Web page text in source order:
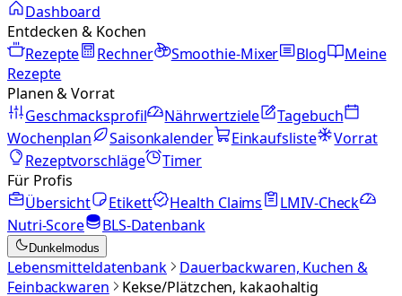
Dashboard
Entdecken & Kochen
Rezepte
Rechner Smoothie-Mixer Blog
Meine
Rezepte
Planen & Vorrat
Geschmacksprofil
Nährwertziele
Tagebuch
Wochenplan
Saisonkalender Einkaufsliste
Vorrat
Rezeptvorschläge
Timer
Für Profis
Übersicht
Etikett Health Claims
LMIV-Check
Nutri-Score
BLS-Datenbank
Dunkelmodus
Lebensmitteldatenbank
Dauerbackwaren, Kuchen &
Feinbackwaren
Kekse/Plätzchen, kakaohaltig